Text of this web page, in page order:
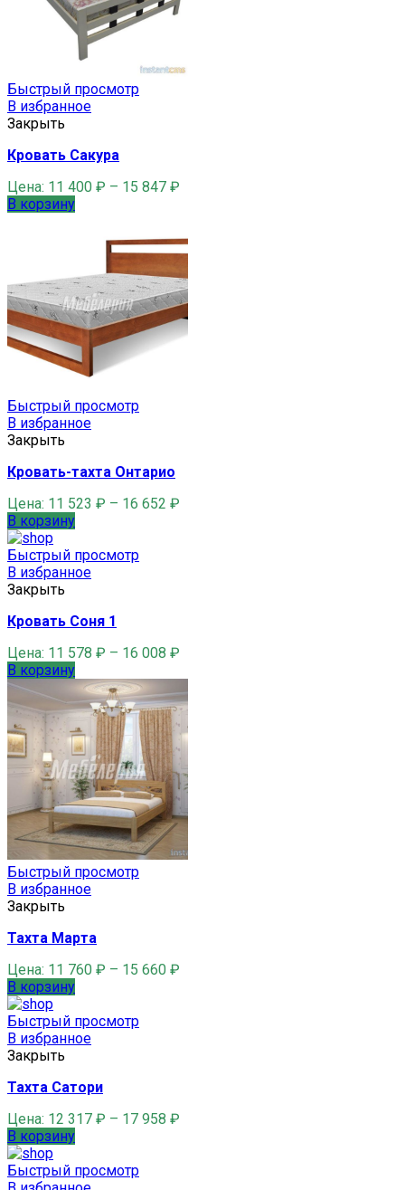
Быстрый просмотр
В избранное
Закрыть
Кровать Сакура
Цена: 11 400 ₽ – 15 847 ₽
В корзину
Быстрый просмотр
В избранное
Закрыть
Кровать-тахта Онтарио
Цена: 11 523 ₽ – 16 652 ₽
В корзину
Быстрый просмотр
В избранное
Закрыть
Кровать Соня 1
Цена: 11 578 ₽ – 16 008 ₽
В корзину
Быстрый просмотр
В избранное
Закрыть
Тахта Марта
Цена: 11 760 ₽ – 15 660 ₽
В корзину
Быстрый просмотр
В избранное
Закрыть
Тахта Сатори
Цена: 12 317 ₽ – 17 958 ₽
В корзину
Быстрый просмотр